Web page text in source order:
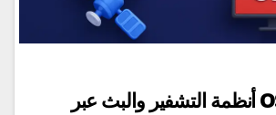
كيف تطور OSN أنظمة التشفير والبث عبر